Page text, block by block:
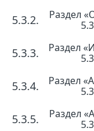
5.3.2.
Раздел
5.3.3.
Раздел
5.3.4.
Раздел
5.3.5.
Раздел